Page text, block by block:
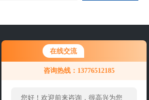
在线交流
咨询热线：13776512185
您好！欢迎前来咨询，很高兴为您
025-57651851